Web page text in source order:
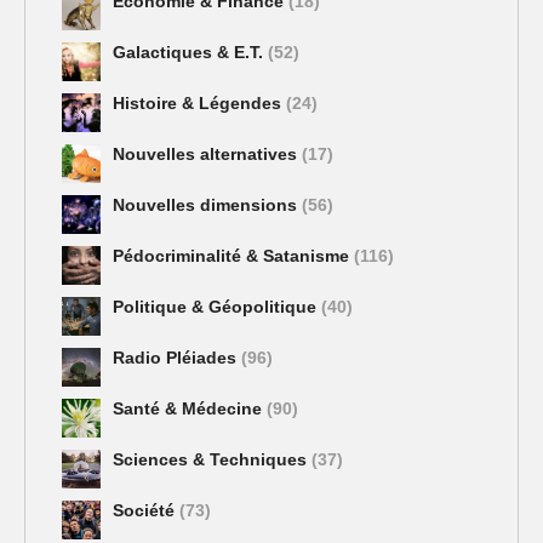
Galactiques & E.T. (52)
Histoire & Légendes (24)
Nouvelles alternatives (17)
Nouvelles dimensions (56)
Pédocriminalité & Satanisme (116)
Politique & Géopolitique (40)
Radio Pléiades (96)
Santé & Médecine (90)
Sciences & Techniques (37)
Société (73)